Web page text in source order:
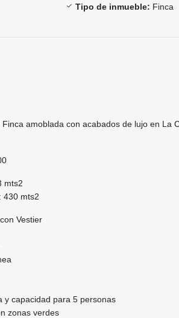
Tipo de inmueble: Finca
Finca amoblada con acabados de lujo en La
mts2
430 mts2
Vestier
y capacidad para 5 personas
zonas verdes